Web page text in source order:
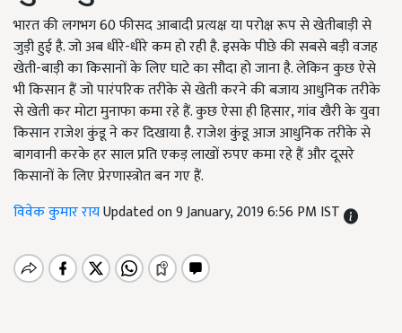
भारत की लगभग 60 फीसद आबादी प्रत्यक्ष या परोक्ष रूप से खेतीबाड़ी से
जुड़ी हुई है. जो अब धीरे-धीरे कम हो रही है. इसके पीछे की सबसे बड़ी वजह
खेती-बाड़ी का किसानों के लिए घाटे का सौदा हो जाना है. लेकिन कुछ ऐसे
भी किसान हैं जो पारंपरिक तरीके से खेती करने की बजाय आधुनिक तरीके
से खेती कर मोटा मुनाफा कमा रहे हैं. कुछ ऐसा ही हिसार, गांव खैरी के युवा
किसान राजेश कुंडू ने कर दिखाया है. राजेश कुंडू आज आधुनिक तरीके से
बागवानी करके हर साल प्रति एकड़ लाखों रुपए कमा रहे हैं और दूसरे
किसानों के लिए प्रेरणास्त्रोत बन गए हैं.
विवेक कुमार रायUpdated on 9 January, 2019 6:56 PM IST